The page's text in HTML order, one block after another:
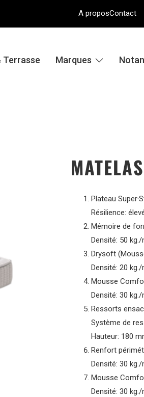
A proposContact
Terrasse Marques Notan
Plateau
Résilience:
Mémoire de
Densité: 50
Drysoft
Densité: 20
Mousse
Densité: 30
Ressorts
Système de
Hauteur: 180
Renfort
Densité: 30
Mousse
Densité: 30